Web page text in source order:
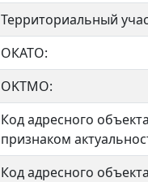
Территориальный
ОКАТО:
OKTMO:
Код адресного
признаком
Код адресного